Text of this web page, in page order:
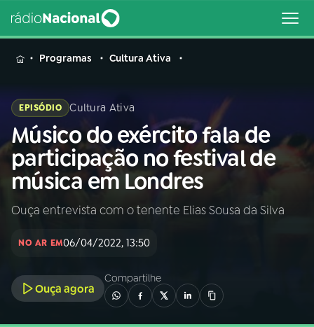
MENU
Buscar
na
Rádio
Nacional
Buscar
AO VIVO
02A RÁDIO
Programas Cultura Ativa
EPISÓDIO Cultura Ativa
Músico do exército fala de
participação no festival de
música em Londres
Ouça entrevista com o tenente Elias Sousa da Silva
NO AR EM06/04/2022, 13:50
Ouça agora
Compartilhe